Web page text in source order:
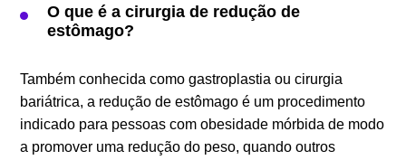
O que é a cirurgia de redução de
estômago?
Também conhecida como gastroplastia ou cirurgia
bariátrica, a redução de estômago é um procedimento
indicado para pessoas com obesidade mórbida de modo
a promover uma redução do peso, quando outros